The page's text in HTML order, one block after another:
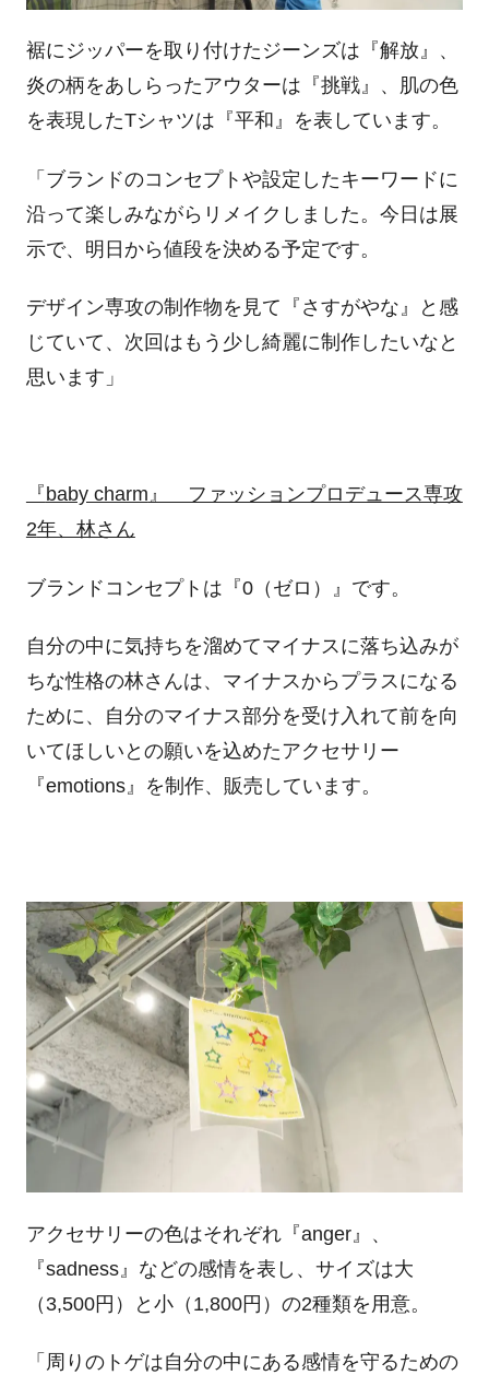
裾にジッパーを取り付けたジーンズは『解放』、
炎の柄をあしらったアウターは『挑戦』、肌の色
を表現したTシャツは『平和』を表しています。
「ブランドのコンセプトや設定したキーワードに
沿って楽しみながらリメイクしました。今日は展
示で、明日から値段を決める予定です。
デザイン専攻の制作物を見て『さすがやな』と感
じていて、次回はもう少し綺麗に制作したいなと
思います」
『 baby charm』 ファッションプロデュース専攻
2年、林さん
ブランドコンセプトは『0（ゼロ）』です。
自分の中に気持ちを溜めてマイナスに落ち込みが
ちな性格の林さんは、マイナスからプラスになる
ために、自分のマイナス部分を受け入れて前を向
いてほしいとの願いを込めたアクセサリー
『emotions』を制作、販売しています。
アクセサリーの色はそれぞれ『anger』、
『sadness』などの感情を表し、サイズは大
（ 3,500円）と小（ 1,800円）の2種類を用意。
「周りのトゲは自分の中にある感情を守るための